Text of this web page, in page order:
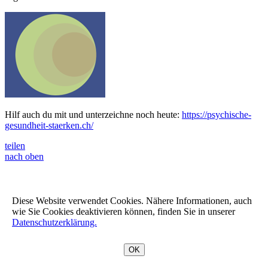
Hilf auch du mit und unterzeichne noch heute: https://psychische-
gesundheit-staerken.ch/
teilen
nach oben
Diese Website verwendet Cookies. Nähere Informationen, auch
wie Sie Cookies deaktivieren können, finden Sie in unserer
Datenschutzerklärung.
OK